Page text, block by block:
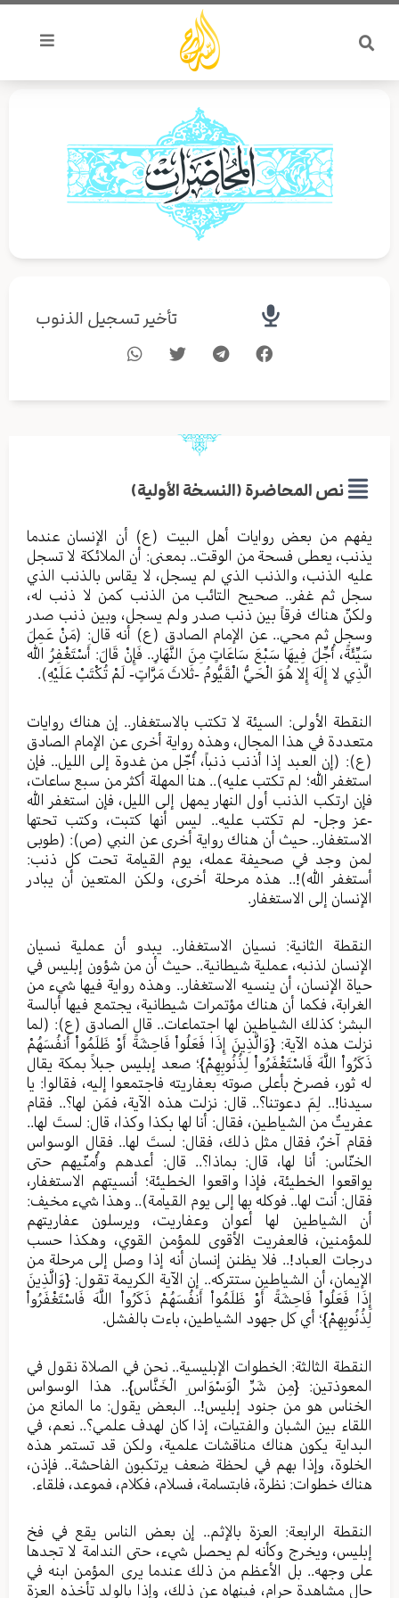
تخطي
المحتوى
تأخير تسجيل الذنوب
نص المحاضرة (النسخة الأولية)
يفهم من بعض روايات أهل البيت (ع) أن الإنسان عندما
يذنب، يعطى فسحة من الوقت.. بمعنى: أن الملائكة لا تسجل
عليه الذنب، والذنب الذي لم يسجل، لا يقاس بالذنب الذي
سجل ثم غفر.. صحيح التائب من الذنب كمن لا ذنب له،
ولكنّ هناك فرقاً بين ذنب صدر ولم يسجل، وبين ذنب صدر
وسجل ثم محي.. عن الإمام الصادق (ع) أنه قال: (مَنْ عَمِلَ
سَيِّئَةً، أُجِّلَ فِيهَا سَبْعَ سَاعَاتٍ مِنَ النَّهَارِ.. فَإِنْ قَالَ: أَسْتَغْفِرُ الله
الَّذِي لا إِلَهَ إِلا هُوَ الْحَيُّ الْقَيُّومُ -ثَلاثَ مَرَّاتٍ- لَمْ تُكْتَبْ عَلَيْهِ).
النقطة الأولى: السيئة لا تكتب بالاستغفار.. إن هناك روايات
متعددة في هذا المجال، وهذه رواية أخرى عن الإمام الصادق
(ع): (إن العبد إذا أذنب ذنباً، أُجّل من غدوة إلى الليل.. فإن
استغفر الله؛ لم تكتب عليه).. هنا المهلة أكثر من سبع ساعات،
فإن ارتكب الذنب أول النهار يمهل إلى الليل، فإن استغفر الله
-عز وجل- لم تكتب عليه.. ليس أنها كتبت، وكتب تحتها
الاستغفار.. حيث أن هناك رواية أخرى عن النبي (ص): (طوبى
لمن وجد في صحيفة عمله، يوم القيامة تحت كل ذنب:
أستغفر الله)!.. هذه مرحلة أخرى، ولكن المتعين أن يبادر
الإنسان إلى الاستغفار.
النقطة الثانية: نسيان الاستغفار.. يبدو أن عملية نسيان
الإنسان لذنبه، عملية شيطانية.. حيث أن من شؤون إبليس في
حياة الإنسان، أن ينسيه الاستغفار.. وهذه رواية فيها شيء من
الغرابة، فكما أن هناك مؤتمرات شيطانية، يجتمع فيها أبالسة
البشر؛ كذلك الشياطين لها اجتماعات.. قال الصادق (ع): (لما
نزلت هذه الآية: {وَالَّذِينَ إِذَا فَعَلُواْ فَاحِشَةً أَوْ ظَلَمُواْ أَنفُسَهُمْ
ذَكَرُواْ اللَّهَ فَاسْتَغْفَرُواْ لِذُنُوبِهِمْ}؛ صعد إبليس جبلاً بمكة يقال
له ثور، فصرخ بأعلى صوته بعفاريته فاجتمعوا إليه، فقالوا: يا
سيدنا!.. لِمَ دعوتنا؟.. قال: نزلت هذه الآية، فمَن لها؟.. فقام
عفريتٌ من الشياطين، فقال: أنا لها بكذا وكذا، قال: لستَ لها..
فقام آخرٌ، فقال مثل ذلك، فقال: لستَ لها.. فقال الوسواس
الخنّاس: أنا لها، قال: بماذا؟.. قال: أعدهم وأُمنّيهم حتى
يواقعوا الخطيئة، فإذا واقعوا الخطيئة؛ أنسيتهم الاستغفار،
فقال: أنت لها.. فوكله بها إلى يوم القيامة).. وهذا شيء مخيف:
أن الشياطين لها أعوان وعفاريت، ويرسلون عفاريتهم
للمؤمنين، فالعفريت الأقوى للمؤمن القوي، وهكذا حسب
درجات العباد!.. فلا يظنن إنسان أنه إذا وصل إلى مرحلة من
الإيمان، أن الشياطين ستتركه.. إن الآية الكريمة تقول: {وَالَّذِينَ
إِذَا فَعَلُواْ فَاحِشَةً أَوْ ظَلَمُواْ أَنفُسَهُمْ ذَكَرُواْ اللَّهَ فَاسْتَغْفَرُواْ
لِذُنُوبِهِمْ}؛ أي كل جهود الشياطين، باءت بالفشل.
النقطة الثالثة: الخطوات الإبليسية.. نحن في الصلاة نقول في
المعوذتين: {مِن شَرِّ الْوَسْوَاسِ الْخَنَّاسِ}.. هذا الوسواس
الخناس هو من جنود إبليس!.. البعض يقول: ما المانع من
اللقاء بين الشبان والفتيات، إذا كان لهدف علمي؟.. نعم، في
البداية يكون هناك مناقشات علمية، ولكن قد تستمر هذه
الخلوة، وإذا بهم في لحظة ضعف يرتكبون الفاحشة.. فإذن،
هناك خطوات: نظرة، فابتسامة، فسلام، فكلام، فموعد، فلقاء.
النقطة الرابعة: العزة بالإثم.. إن بعض الناس يقع في فخ
إبليس، ويخرج وكأنه لم يحصل شيء، حتى الندامة لا تجدها
على وجهه.. بل الأعظم من ذلك عندما يرى المؤمن ابنه في
حال مشاهدة حرام، فينهاه عن ذلك، وإذا بالولد تأخذه العزة